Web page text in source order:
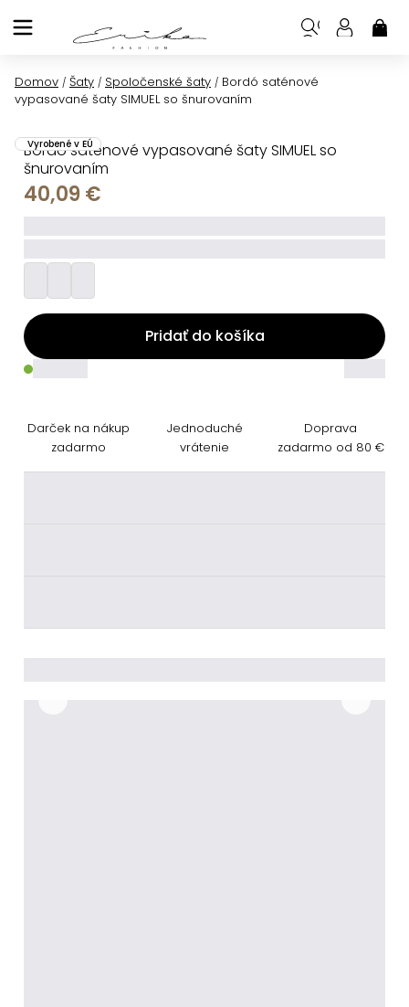
na
Domov / Šaty / Spoločenské šaty / Bordó saténové
vypasované šaty SIMUEL so šnurovaním
Bordó saténové vypasované šaty SIMUEL so
šnurovaním
Vyrobené v EÚ
40,09 €
Pridať do košíka
Darček na nákup
zadarmo
Jednoduché
vrátenie
Doprava
zadarmo od 80 €